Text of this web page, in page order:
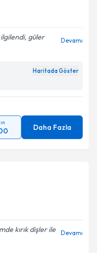
güler
Devamı
Haritada Göster
Daha Fazla
kırık dişler ile
Devamı